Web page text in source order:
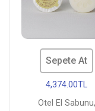
Sepete At
4,374.00TL
Otel El Sabunu,